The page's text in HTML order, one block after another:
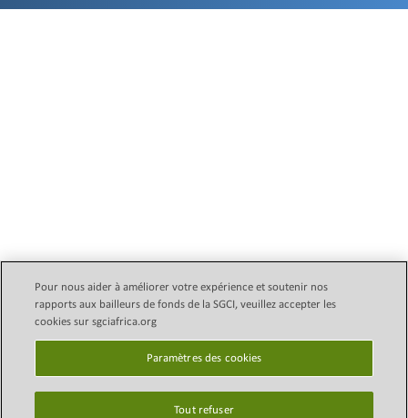
Copyright © 2024 Initiative des
conseils subventionnaires
Email Legal Policy
politique de confidentialité
cookies
Pour nous aider à améliorer votre expérience et soutenir nos
rapports aux bailleurs de fonds de la SGCI, veuillez accepter les
cookies sur sgciafrica.org
Paramètres des cookies
Tout refuser